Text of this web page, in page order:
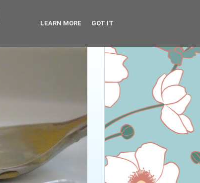
LEARN MORE GOT IT